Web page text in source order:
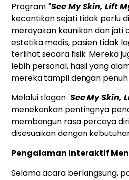
Program "See My Skin, Lift
kecantikan sejati tidak perlu
merayakan keunikan dan jati
estetika medis, pasien tidak
terlihat secara fisik. Mereka
lebih personal, hasil yang
mereka tampil dengan
Melalui slogan "See My Skin,
menekankan pentingnya
membangun rasa percaya
disesuaikan dengan
Pengalaman Interaktif
Selama acara berlangsung,